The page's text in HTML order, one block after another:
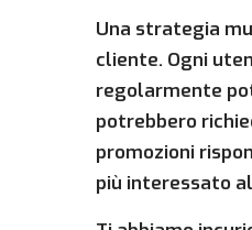
Una strategia
cliente. Ogni
regolarmente
potrebbero
promozioni
più interessato